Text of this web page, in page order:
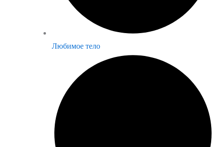
Любимое тело